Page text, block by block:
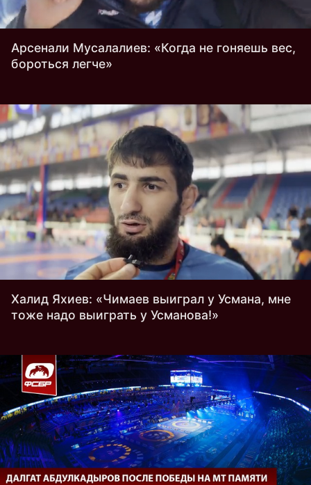
Арсенали Мусалалиев: «Когда не гоняешь вес,
бороться легче»
Халид Яхиев: «Чимаев выиграл у Усмана, мне
тоже надо выиграть у Усманова!»